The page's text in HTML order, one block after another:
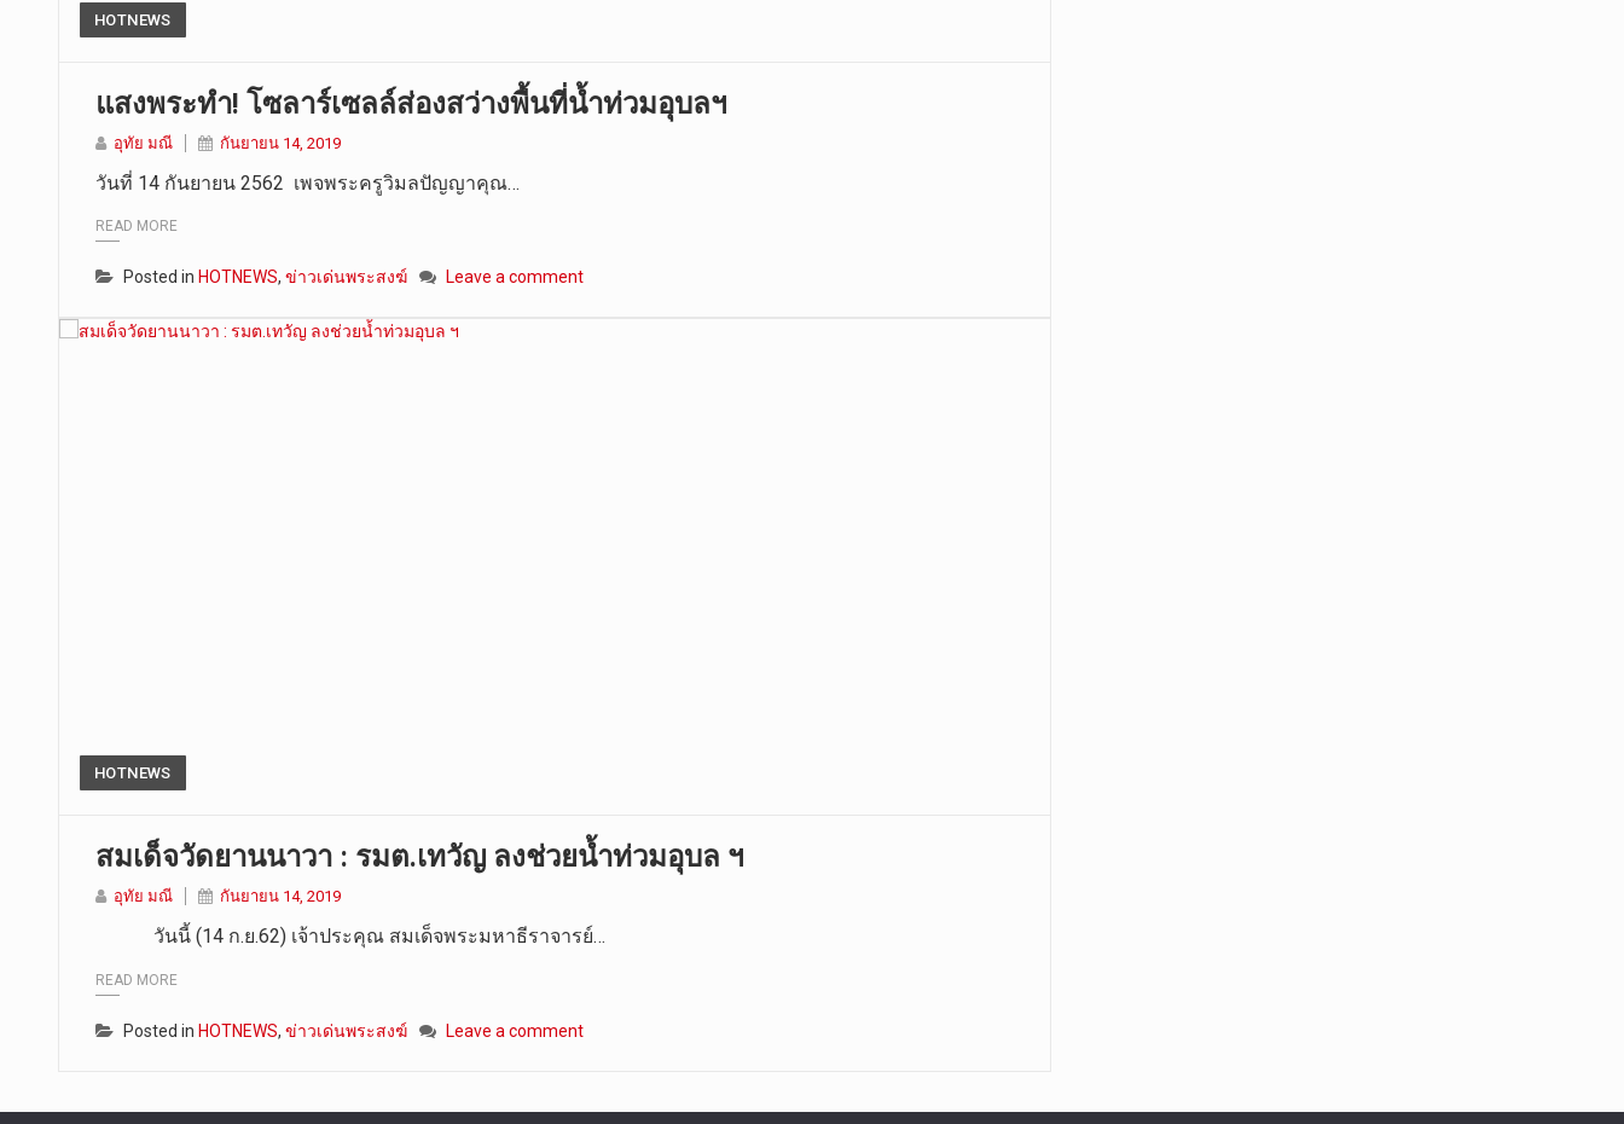
HOTNEWS
แสงพระทำ! โซลาร์เซลล์ส่องสว่างพื้นที่น้ำท่วมอุบลฯ
อุทัย มณี กันยายน 14, 2019
วันที่ 14 กันยายน 2562 เพจพระครูวิมลปัญญาคุณ…
READ MORE
Posted in HOTNEWS, ข่าวเด่นพระสงฆ์ Leave a comment
HOTNEWS
สมเด็จวัดยานนาวา : รมต.เทวัญ ลงช่วยน้ำท่วมอุบล ฯ
อุทัย มณี กันยายน 14, 2019
วันนี้ (14 ก.ย.62) เจ้าประคุณ สมเด็จพระมหาธีราจารย์…
READ MORE
Posted in HOTNEWS, ข่าวเด่นพระสงฆ์ Leave a comment